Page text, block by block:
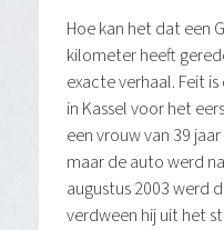
Hoe kan het dat een
kilometer heeft
exacte verhaal. Feit
in Kassel voor het
een vrouw van 39
maar de auto werd
augustus 2003 werd
verdween hij uit het